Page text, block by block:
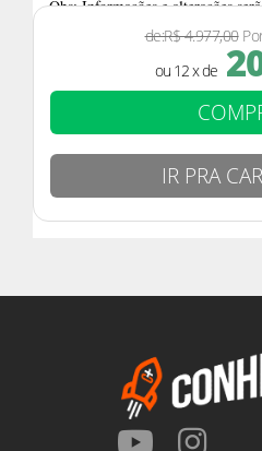
Obs: Informações e alterações
através da sua área.de:R$ 4.977,00
ou 12 x de
IR PRA